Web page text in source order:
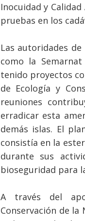
Inocuidad y
pruebas en los
Las autoridades de
como la
tenido proyectos
de Ecología y
reuniones
erradicar esta
demás islas. El
consistía en la
durante sus
bioseguridad para
A través del
Conservación de